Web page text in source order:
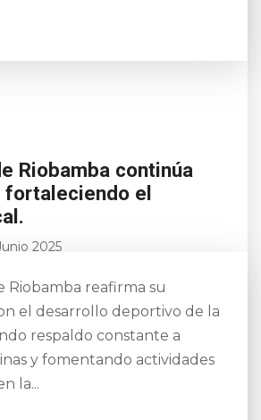
Riobamba continúa
fortaleciendo el
2025
Riobamba reafirma su
el desarrollo deportivo de la
respaldo constante a
y fomentando actividades
la...